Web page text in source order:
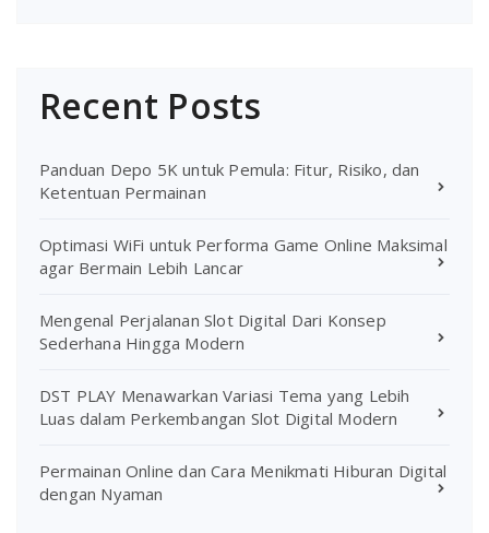
Recent Posts
Panduan Depo 5K untuk Pemula: Fitur, Risiko, dan
Ketentuan Permainan
Optimasi WiFi untuk Performa Game Online Maksimal
agar Bermain Lebih Lancar
Mengenal Perjalanan Slot Digital Dari Konsep
Sederhana Hingga Modern
DST PLAY Menawarkan Variasi Tema yang Lebih
Luas dalam Perkembangan Slot Digital Modern
Permainan Online dan Cara Menikmati Hiburan Digital
dengan Nyaman